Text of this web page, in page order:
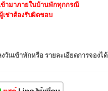
ข้ามาภายในบ้านพักทุกกรณี
ช่าต้องรับผิดชอบ
วันเข้าพักหรือ รายละเอียดการจองได้